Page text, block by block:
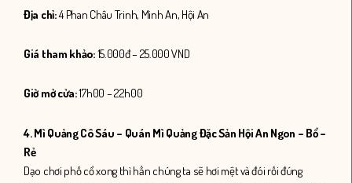
Địa chỉ:4 Phan Châu Trinh, Minh An, Hội An
Giá tham khảo:15.000đ – 25.000 VND
Giờ mở cửa:17h00 – 22h00
4. Mì Quảng Cô Sáu – Quán Mì Quảng Đặc Sản Hội An Ngon – Bổ –
Rẻ
Dạo chơi phố cổ xong thì hẳn chúng ta sẽ hơi mệt và đói rồi đúng